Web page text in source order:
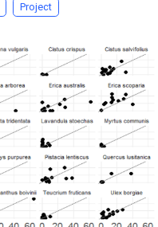
Project